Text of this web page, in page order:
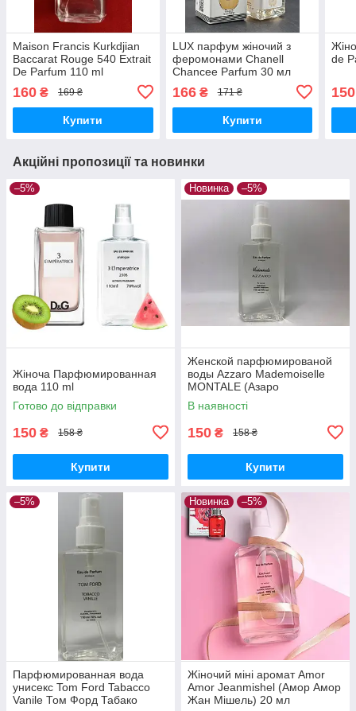
Maison Francis Kurkdjian
Baccarat Rouge 540 Extrait
De Parfum 110 ml
160 ₴ 169 ₴
Купити
LUX парфум жіночий з
феромонами Chanell
Chancee Parfum 30 мл
166₴ 171 ₴
Купити
de
150
Акційні пропозиції та новинки
–5%
Жіноча Парфюмированная
вода 110 ml
Готово до відправки
150 ₴ 158 ₴
Купити
Новинка –5%
Женской парфюмированой
воды Azzaro Mademoiselle
MONTALE (Азаро
Мадмуазель) 110 ml
В наявності
150 ₴ 158 ₴
Купити
–5%
Парфюмированная вода
унисекс Tom Ford Tabacco
Vanile Том Форд Табако
Новинка –5%
Жіночий міні аромат Amor
Amor Jeanmishel (Амор Амор
Жан Мішель) 20 мл